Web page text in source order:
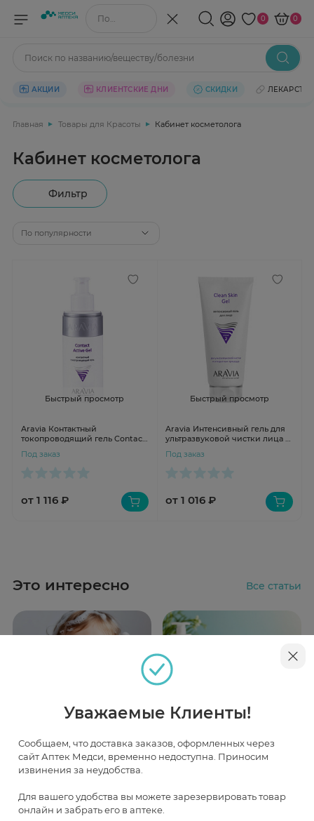
Поиск по названию/веществу 0 0
Поиск по названию/веществу/болезни
АКЦИИ КЛИЕНТСКИЕ ДНИ СКИДКИ ЛЕКАРСТВА
Главная Товары для Красоты Кабинет косметолога
Кабинет косметолога
Фильтр
По популярности
Быстрый просмотр
Aravia Контактный
токопроводящий гель Contact
Под заказ
от 1 116 ₽
Быстрый просмотр
Aravia Интенсивный гель для
ультразвуковой чистки лица и
Skin Gel 200мл
Под заказ
от 1 016 ₽
Это интересно Все статьи
Микробиом — часть
защитного барьера
Разновидности
косметических
Уважаемые Клиенты!
Сообщаем, что доставка заказов, оформленных через
сайт Аптек Медси, временно недоступна. Приносим
извинения за неудобства.
Для вашего удобства вы можете зарезервировать товар
онлайн и забрать его в аптеке.